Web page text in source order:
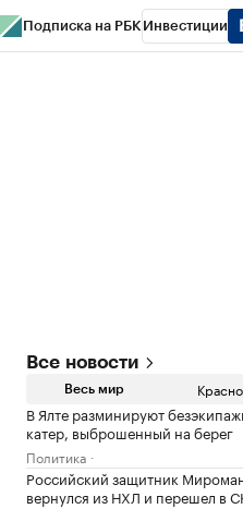
Подписка на РБК Инвестиции
Все новости
Весь мир
В Ялте разминируют
катер, выброшенный на берег
Политика
Российский защитник
вернулся из НХЛ и перешел в